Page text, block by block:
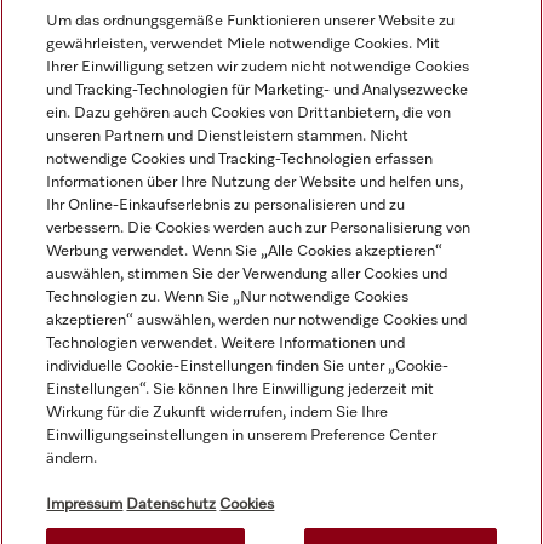
Navigation
Service
Alle Produktpreise zzgl. MwSt.; Lieferung stets ohne
Um das ordnungsgemäße Funktionieren unserer Website zu
gewährleisten, verwendet Miele notwendige Cookies. Mit
Ihrer Einwilligung setzen wir zudem nicht notwendige Cookies
und Tracking-Technologien für Marketing- und Analysezwecke
ein. Dazu gehören auch Cookies von Drittanbietern, die von
unseren Partnern und Dienstleistern stammen. Nicht
notwendige Cookies und Tracking-Technologien erfassen
Informationen über Ihre Nutzung der Website und helfen uns,
Ihr Online-Einkaufserlebnis zu personalisieren und zu
verbessern. Die Cookies werden auch zur Personalisierung von
Werbung verwendet. Wenn Sie „Alle Cookies akzeptieren“
auswählen, stimmen Sie der Verwendung aller Cookies und
Technologien zu. Wenn Sie „Nur notwendige Cookies
akzeptieren“ auswählen, werden nur notwendige Cookies und
Technologien verwendet. Weitere Informationen und
individuelle Cookie-Einstellungen finden Sie unter „Cookie-
Einstellungen“. Sie können Ihre Einwilligung jederzeit mit
Wirkung für die Zukunft widerrufen, indem Sie Ihre
Einwilligungseinstellungen in unserem Preference Center
ändern.
Impressum Datenschutz Cookies